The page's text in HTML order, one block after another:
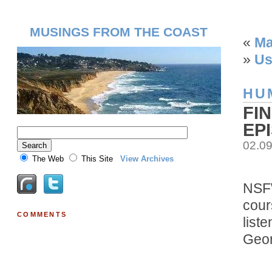
«
»
MUSINGS FROM THE COAST
The Web This Site View Archives
COMMENTS